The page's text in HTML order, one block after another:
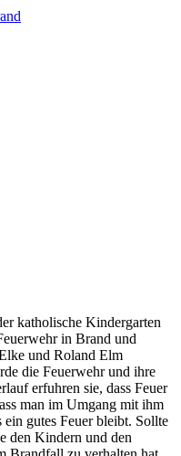
katholische Kindergarten
in Brand und
und Roland Elm
die Feuerwehr und ihre
erfuhren sie, dass Feuer
man im Umgang mit ihm
gutes Feuer bleibt. Sollte
den Kindern und den